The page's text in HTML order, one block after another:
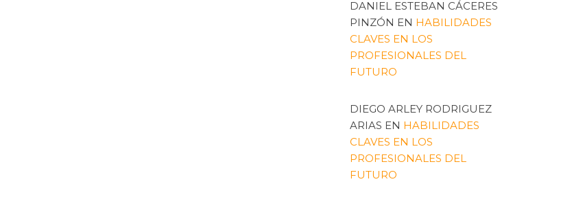
DANIEL ESTEBAN CÁCERES
PINZÓN EN HABILIDADES
CLAVES EN LOS
PROFESIONALES DEL
FUTURO
DIEGO ARLEY RODRIGUEZ
ARIAS EN HABILIDADES
CLAVES EN LOS
PROFESIONALES DEL
FUTURO